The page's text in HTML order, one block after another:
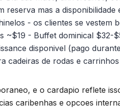
reserva mas a disponibilidade
- os clientes se vestem
~$19 - Buffet dominical $32-
disponivel (pago
cadeiras de rodas e carrinhos
e o cardapio reflete
caribenhas e opcoes